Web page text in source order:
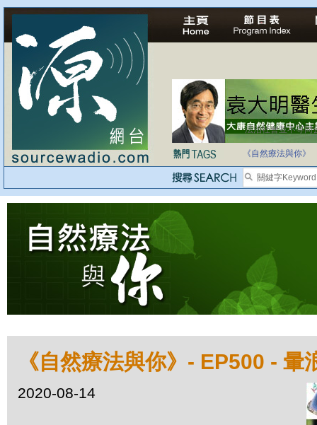
法治社會並不等同
自家教育合法化-
《自然療法與你》
《自然療法與你》- EP500 - 暈
2020-08-14